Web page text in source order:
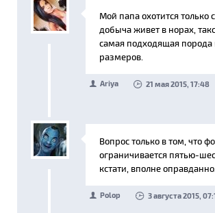
Мой папа охотится только
добыча живет в норах,
самая подходящая порода
размеров.
Ariya 21 мая 2015, 17:48
Вопрос только в том, что
ограничивается пятью-
кстати, вполне оправданно.
Polop 3 августа 2015,